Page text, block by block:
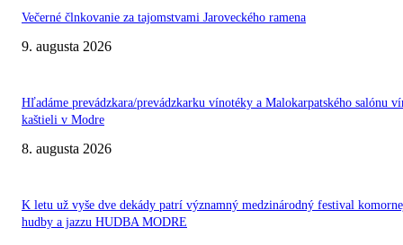
Večerné člnkovanie za tajomstvami Jaroveckého ramena
9. augusta 2026
Hľadáme prevádzkara/prevádzkarku vínotéky a Malokarpatského salónu
kaštieli v Modre
8. augusta 2026
K letu už vyše dve dekády patrí významný medzinárodný festival
hudby a jazzu HUDBA MODRE